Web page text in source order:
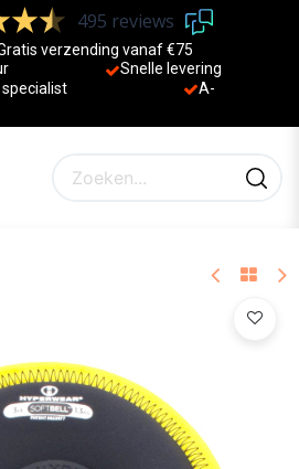
495 reviews
verzending vanaf €75
Sne lle levering
specialist
A-